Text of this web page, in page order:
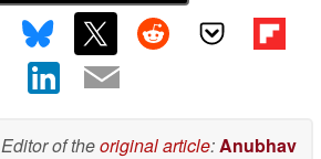
Editor of theoriginal article:Anubhav